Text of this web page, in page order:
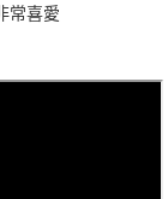
常喜愛